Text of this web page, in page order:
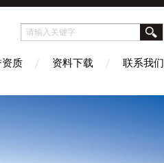
质 资料下载 联系我们